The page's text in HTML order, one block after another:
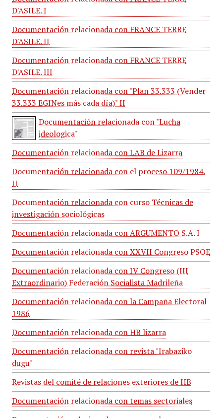
D'ASILE. I
Documentación relacionada con FRANCE TERRE
D'ASILE. II
Documentación relacionada con FRANCE TERRE
D'ASILE. III
Documentación relacionada con "Plan 33.333 (Vender
33.333 EGINes más cada día)" II
Documentación relacionada con "Lucha
ideologica"
Documentación relacionada con LAB de Lizarra
Documentación relacionada con el proceso 109/1984.
II
Documentación relacionada con curso Técnicas de
investigación sociológicas
Documentación relacionada con ARGUMENTO S.A. I
Documentación relacionada con XXVII Congreso PSOE
Documentación relacionada con IV Congreso (III
Extraordinario) Federación Socialista Madrileña
Documentación relacionada con la Campaña Electoral
1986
Documentación relacionada con HB lizarra
Documentación relacionada con revista "Irabaziko
dugu"
Revistas del comité de relaciones exteriores de HB
Documentación relacionada con temas sectoriales